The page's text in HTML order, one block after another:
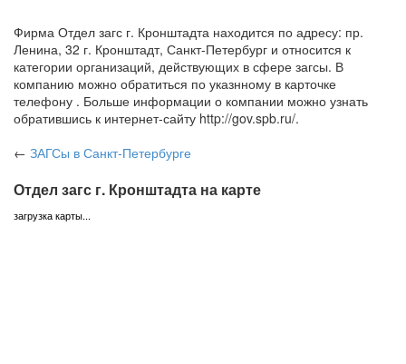
Фирма Отдел загс г. Кронштадта находится по адресу: пр.
Ленина, 32 г. Кронштадт, Санкт-Петербург и относится к
категории организаций, действующих в сфере загсы. В
компанию можно обратиться по указнному в карточке
телефону . Больше информации о компании можно узнать
обратившись к интернет-сайту http://gov.spb.ru/.
← ЗАГСы в Санкт-Петербурге
Отдел загс г. Кронштадта на карте
загрузка карты...